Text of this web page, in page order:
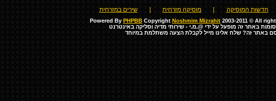
חדשות המוסיקה מוסיקה מזרחית שירים במזרחית
Powered By PHPBB Copyright Noshmim Mizrahit 2003-2011 © All
באתר זה מופעל על ידי @.מ.י - שירותי מדיה וסליקה באינטרנט
באתר זה? שלח אלינו מייל לקבלת הצעה משתלמת במיוחד